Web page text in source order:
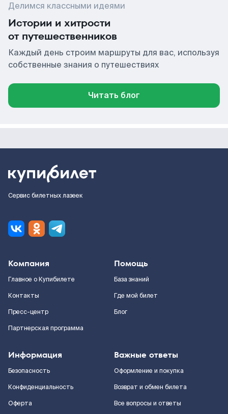
Делимся классными идеями
Истории и хитрости
от путешественников
Каждый день строим маршруты для вас, используя
собственные знания о путешествиях
Читать блог
Сервис билетных лазеек
Компания
Главное о Купибилете
Контакты
Пресс-центр
Партнерская программа
Помощь
База знаний
Где мой билет
Блог
Информация
Безопасность
Конфиденциальность
Оферта
Важные ответы
Оформление и покупка
Возврат и обмен билета
Все вопросы и ответы